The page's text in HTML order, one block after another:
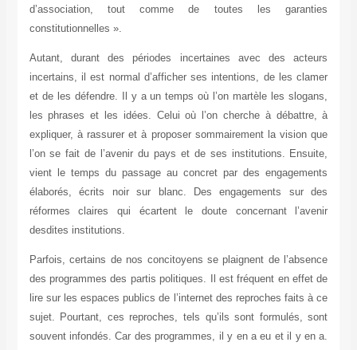
d’association, tout comme de toutes les garanties
constitutionnelles ».
Autant, durant des périodes incertaines avec des acteurs
incertains, il est normal d’afficher ses intentions, de les clamer
et de les défendre. Il y a un temps où l’on martèle les slogans,
les phrases et les idées. Celui où l’on cherche à débattre, à
expliquer, à rassurer et à proposer sommairement la vision que
l’on se fait de l’avenir du pays et de ses institutions. Ensuite,
vient le temps du passage au concret par des engagements
élaborés, écrits noir sur blanc. Des engagements sur des
réformes claires qui écartent le doute concernant l’avenir
desdites institutions.
Parfois, certains de nos concitoyens se plaignent de l’absence
des programmes des partis politiques. Il est fréquent en effet de
lire sur les espaces publics de l’internet des reproches faits à ce
sujet. Pourtant, ces reproches, tels qu’ils sont formulés, sont
souvent infondés. Car des programmes, il y en a eu et il y en a.